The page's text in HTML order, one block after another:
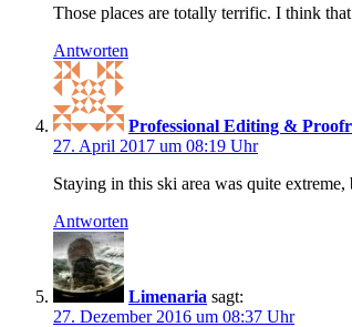
Those places are totally terrific. I think
Antworten
Professional Editing &
27. April 2017 um 08:19 Uhr
Staying in this ski area was quite
Antworten
Limenaria sagt:
27. Dezember 2016 um 08:37 Uhr